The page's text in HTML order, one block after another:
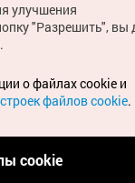
Кореи Все
связанных с
на
улучшения
"Разрешить", вы
о файлах cookie и
файлов cookie.
cookie